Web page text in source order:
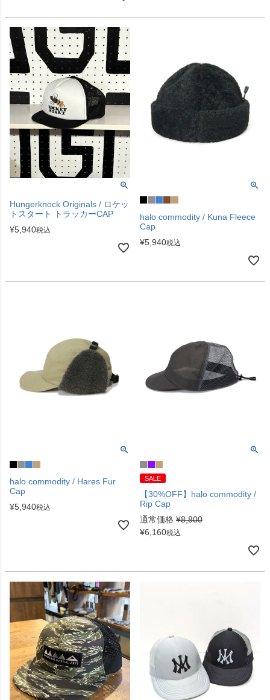
Hungerknock Originals / ロケッ
トスタート トラッカーCAP
¥5,940税込
halo commodity / Kuna Fleece
Cap
¥5,940税込
halo commodity / Hares Fur
Cap
¥5,940税込
SALE
【30%OFF】halo commodity /
Rip Cap
通常価格 ¥8,800
¥6,160税込